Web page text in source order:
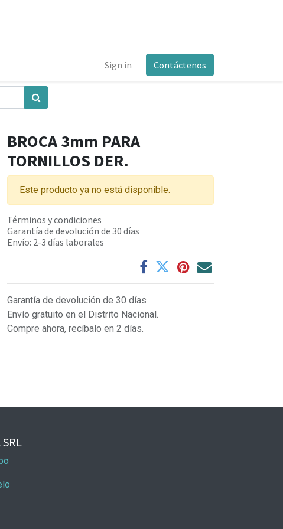
Sign in Contáctenos
BROCA 3mm PARA
TORNILLOS DER.
Este producto ya no está disponible.
Términos y condiciones
Garantía de devolución de 30 días
Envío: 2-3 días laborales
Garantía de devolución de 30 días
Envío gratuito en el Distrito Nacional.
Compre ahora, recíbalo en 2 días.